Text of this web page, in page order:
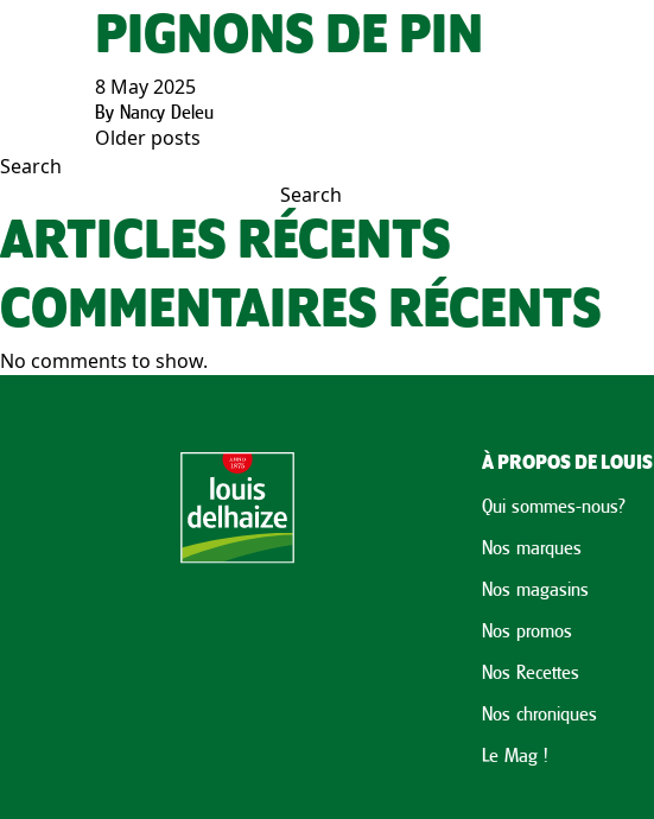
PIGNONS DE PIN
8 May 2025
By Nancy Deleu
POSTS
NAVIGATION
Older posts
Search
Search
ARTICLES RÉCENTS
COMMENTAIRES RÉCENTS
No comments to show.
À PROPOS DE LOUIS
Qui sommes-nous?
Nos marques
Nos magasins
Nos promos
Nos Recettes
Nos chroniques
Le Mag !